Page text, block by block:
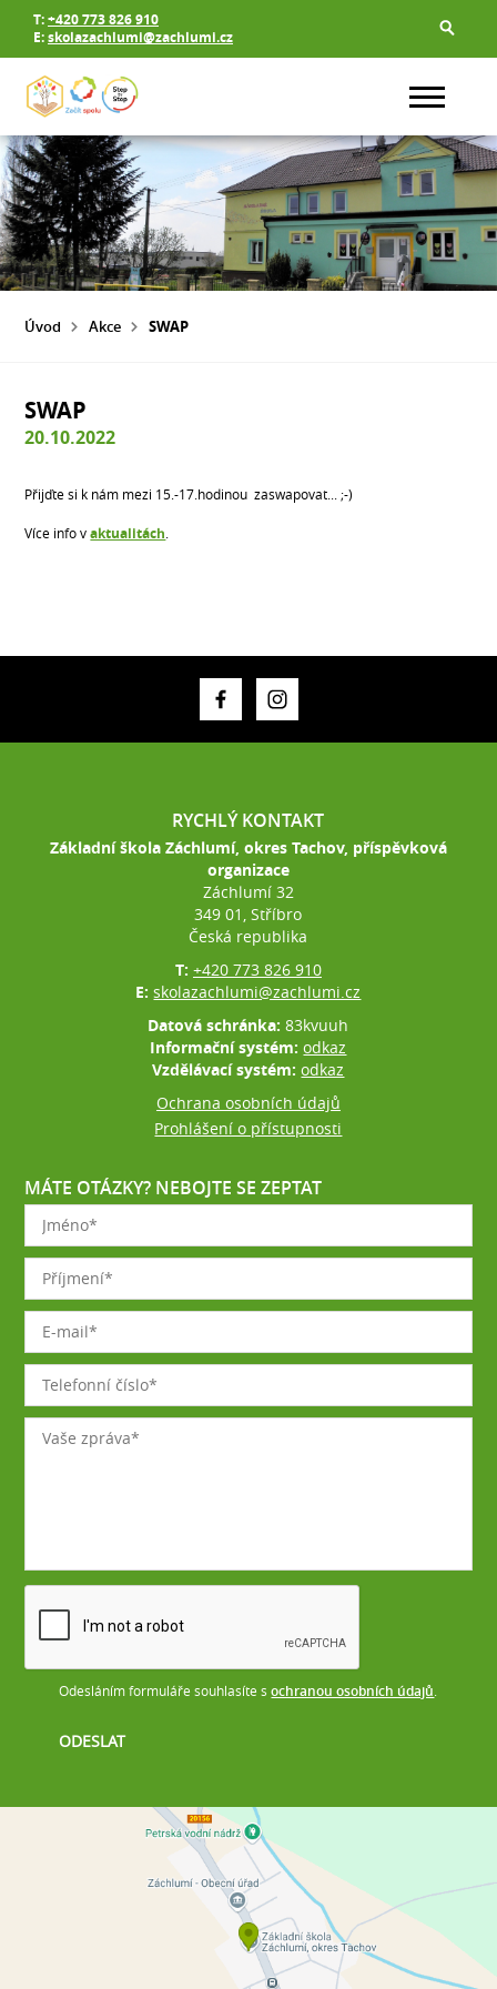
T:+420 773 826 910
E:skolazachlumi@zachlumi.cz
Úvod Akce SWAP
SWAP
20.10.2022
Přijďte si k nám mezi 15.-17.hodinou zaswapovat... ;-)
Více info vaktualitách
RYCHLÝ KONTAKT
Základní škola Záchlumí, okres Tachov, příspěvková
organizace
Záchlumí 32
349 01, Stříbro
Česká republika
T: +420 773 826 910
E:skolazachlumi@zachlumi.cz
Datová schránka:83kvuuh
Informační systém:odkaz
Vzdělávací systém:odkaz
Ochrana osobních údajů
Prohlášení o přístupnosti
MÁTE OTÁZKY? NEBOJTE SE ZEPTAT
Odesláním formuláře souhlasíte sochranou osobních údajů